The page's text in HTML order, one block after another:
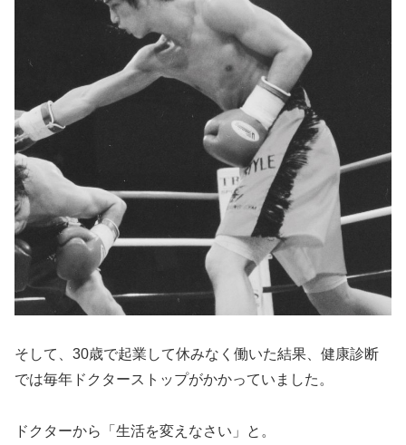
そして、30歳で起業して休みなく働いた結果、健康診断
では毎年ドクターストップがかかっていました。
ドクターから「生活を変えなさい」と。